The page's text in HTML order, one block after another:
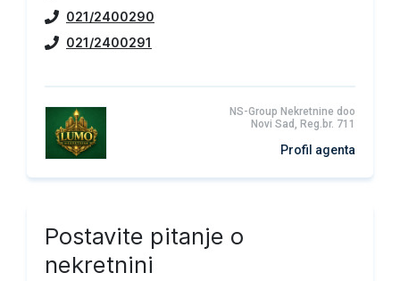
021/2400290
021/2400291
NS-Group Nekretnine doo
Novi Sad, Reg.br. 711
Profil agenta
Postavite pitanje o
nekretnini